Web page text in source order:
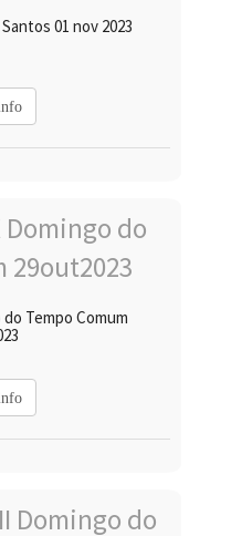
01 nov 2023
Tempo Comum